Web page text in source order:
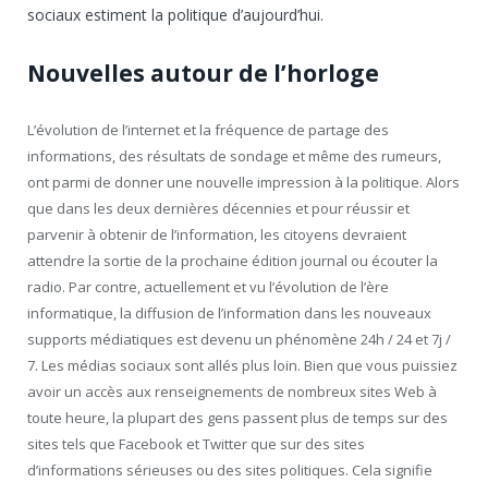
sociaux estiment la politique d’aujourd’hui.
Nouvelles autour de l’horloge
L’évolution de l’internet et la fréquence de partage des
informations, des résultats de sondage et même des rumeurs,
ont parmi de donner une nouvelle impression à la politique. Alors
que dans les deux dernières décennies et pour réussir et
parvenir à obtenir de l’information, les citoyens devraient
attendre la sortie de la prochaine édition journal ou écouter la
radio. Par contre, actuellement et vu l’évolution de l’ère
informatique, la diffusion de l’information dans les nouveaux
supports médiatiques est devenu un phénomène 24h / 24 et 7j /
7. Les médias sociaux sont allés plus loin. Bien que vous puissiez
avoir un accès aux renseignements de nombreux sites Web à
toute heure, la plupart des gens passent plus de temps sur des
sites tels que Facebook et Twitter que sur des sites
d’informations sérieuses ou des sites politiques. Cela signifie